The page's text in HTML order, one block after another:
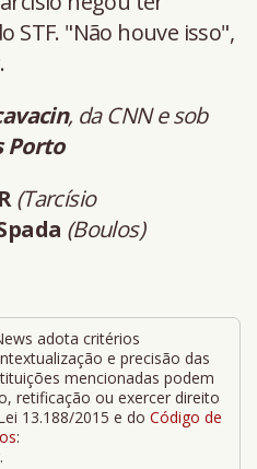
STF. "Não houve isso",
, da CNN e sob
Porto
(Tarcísio
(Boulos)
adota critérios
e precisão das
mencionadas podem
retificação ou exercer direito
13.188/2015 e do Código de
:
.